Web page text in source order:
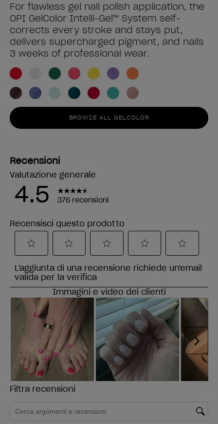
For flawless gel nail polish application, the
OPI GelColor Intelli-Gel™ System self-
corrects every stroke and stays put,
delivers supercharged pigment, and nails
3 weeks of professional wear.
BROWSE ALL GELCOLOR